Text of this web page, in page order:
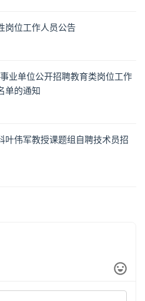
岗位工作人员公告
业单位公开招聘教育类岗位工作
单的通知
叶伟军教授课题组自聘技术员招